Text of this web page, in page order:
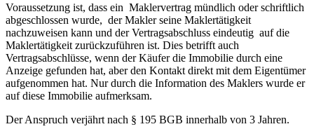
Voraussetzung ist, dass ein Maklervertrag mündlich oder schriftlich
abgeschlossen wurde, der Makler seine Maklertätigkeit
nachzuweisen kann und der Vertragsabschluss eindeutig auf die
Maklertätigkeit zurückzuführen ist. Dies betrifft auch
Vertragsabschlüsse, wenn der Käufer die Immobilie durch eine
Anzeige gefunden hat, aber den Kontakt direkt mit dem Eigentümer
aufgenommen hat. Nur durch die Information des Maklers wurde er
auf diese Immobilie aufmerksam.
Der Anspruch verjährt nach § 195 BGB innerhalb von 3 Jahren.